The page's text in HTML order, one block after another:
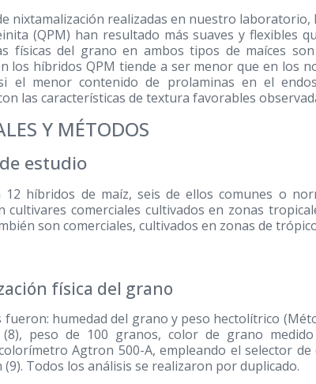
nixtamalización realizadas en nuestro
(QPM) han resultado más suaves y flexibles
físicas del grano en ambos tipos de maíces
los híbridos QPM tiende a ser menor que en los
el menor contenido de prolaminas en el
las características de textura favorables
Y MÉTODOS
estudio
12 híbridos de maíz, seis de ellos comunes o
cultivares comerciales cultivados en zonas
son comerciales, cultivados en zonas de
física del grano
fueron: humedad del grano y peso hectolítrico
peso de 100 granos, color de grano
Agtron 500-A, empleando el selector
(9). Todos los análisis se realizaron por duplicado.